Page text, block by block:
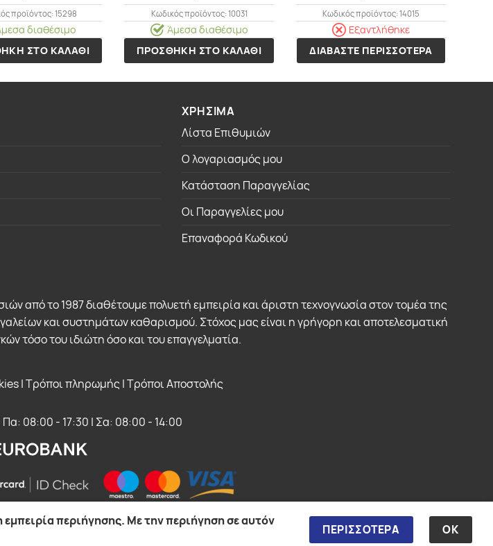
προϊόντος: 15298
διαθέσιμο
ΣΤΟ ΚΑΛΑΘΙ
Κωδικός προϊόντος: 10031
Άμεσα διαθέσιμο
ΠΡΟΣΘΗΚΗ ΣΤΟ ΚΑΛΑΘΙ
Κωδικός προϊόντος: 14015
Εξαντλήθηκε
ΔΙΑΒΑΣΤΕ ΠΕΡΙΣΣΟΤΕΡΑ
ΧΡΗΣΙΜΑ
Λίστα Επιθυμιών
Ο λογαριασμός μου
Κατάσταση Παραγγελίας
Οι Παραγγελίες μου
Επαναφορά Κωδικού
από το 1987 διαθέτουμε πολυετή εμπειρία και άριστη τεχνογνωσία στον τομέα της
και συστημάτων καθαρισμού. Στόχος μας είναι η γρήγορη και αποτελεσματική
τόσο του ιδιώτη όσο και του επαγγελματία.
|Τρόποι πληρωμής |Τρόποι Αποστολής
Πα: 08:00 - 17:30 | Σα: 08:00 - 14:00
WebOS Development
περιήγησης. Με την περιήγηση σε αυτόν
ΠΕΡΙΣΣΟΤΕΡΑ ΟΚ